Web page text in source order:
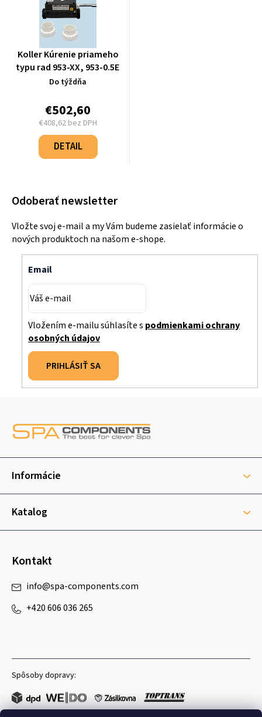
Koller Kúrenie priameho
typu rad 953-XX, 953-0.5E
Do týždňa
€502,60
€408,62 bez DPH
Jednotková
cena:
DETAIL
Odoberať newsletter
Vložte svoj e-mail a my Vám budeme zasielať informácie o
nových produktoch na našom e-shope.
Email
Vložením e-mailu súhlasíte s podmienkami ochrany
osobných údajov
PRIHLÁSIŤ SA
ä
i
Informácie
Katalog
Kontakt
info@spa-components.com
+420 606 036 265
Spôsoby dopravy: